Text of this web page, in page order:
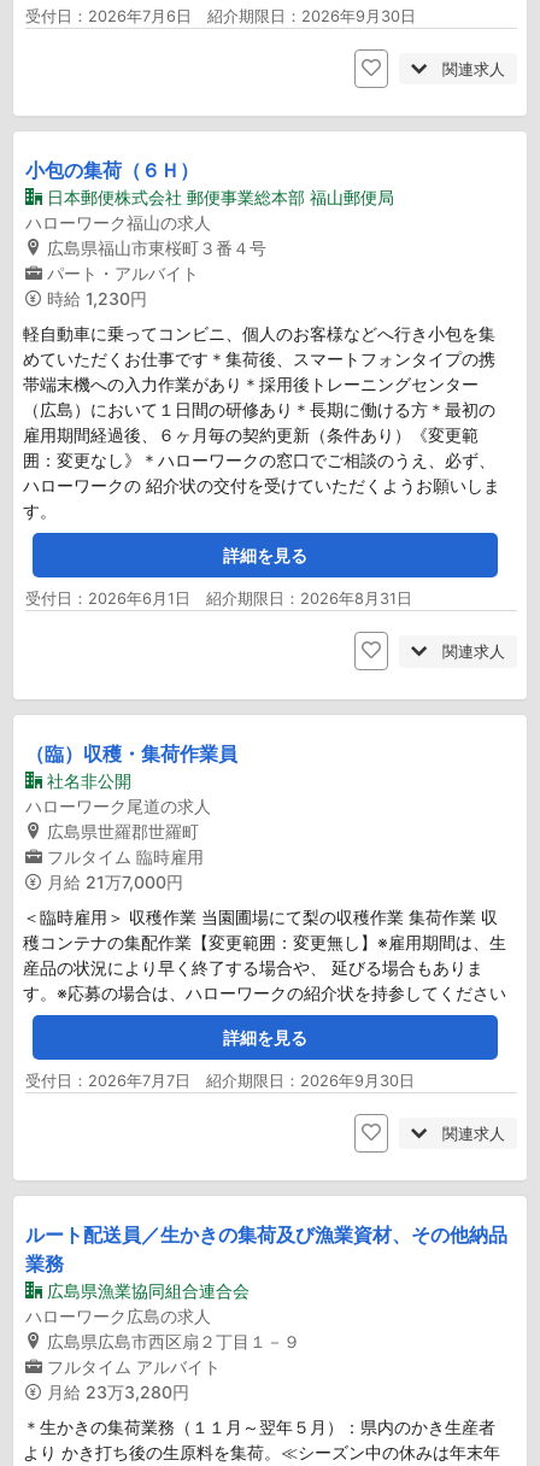
受付日：2026年7月6日 紹介期限日：2026年9月30日
関連求人
小包の集荷（６Ｈ）
日本郵便株式会社 郵便事業総本部 福山郵便局
ハローワーク福山の求人
広島県福山市東桜町３番４号
パート・アルバイト
時給 1,230円
軽自動車に乗ってコンビニ、個人のお客様などへ行き小包を集
めていただくお仕事です＊集荷後、スマートフォンタイプの携
帯端末機への入力作業があり＊採用後トレーニングセンター
（広島）において１日間の研修あり＊長期に働ける方＊最初の
雇用期間経過後、６ヶ月毎の契約更新（条件あり）《変更範
囲：変更なし》＊ハローワークの窓口でご相談のうえ、必ず、
ハローワークの 紹介状の交付を受けていただくようお願いしま
す。
詳細を見る
受付日：2026年6月1日 紹介期限日：2026年8月31日
関連求人
（臨）収穫・集荷作業員
社名非公開
ハローワーク尾道の求人
広島県世羅郡世羅町
フルタイム 臨時雇用
月給 21万7,000円
＜臨時雇用＞ 収穫作業 当園圃場にて梨の収穫作業 集荷作業 収
穫コンテナの集配作業【変更範囲：変更無し】※雇用期間は、生
産品の状況により早く終了する場合や、 延びる場合もありま
す。※応募の場合は、ハローワークの紹介状を持参してください
詳細を見る
受付日：2026年7月7日 紹介期限日：2026年9月30日
関連求人
ルート配送員／生かきの集荷及び漁業資材、その他納品
業務
広島県漁業協同組合連合会
ハローワーク広島の求人
広島県広島市西区扇２丁目１－９
フルタイム アルバイト
月給 23万3,280円
＊生かきの集荷業務（１１月～翌年５月）：県内のかき生産者
より かき打ち後の生原料を集荷。≪シーズン中の休みは年末年